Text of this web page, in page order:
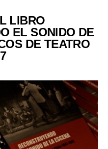
LIBRO
EL SONIDO DE
DE TEATRO